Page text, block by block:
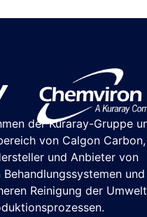
der Kuraray-Gruppe
von Calgon
und Anbieter von
und
Reinigung der